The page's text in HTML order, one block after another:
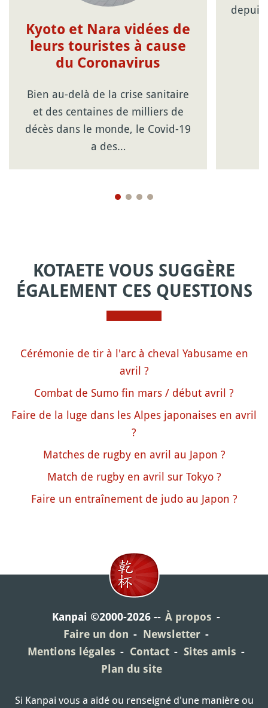
Kyoto et Nara vidées de
leurs touristes à cause
du Coronavirus
Bien au-delà de la crise sanitaire
et des centaines de milliers de
décès dans le monde, le Covid-19
a des…
depuis
KOTAETE VOUS SUGGÈRE
ÉGALEMENT CES QUESTIONS
Cérémonie de tir à l'arc à cheval Yabusame en
avril ?
Combat de Sumo fin mars / début avril ?
Faire de la luge dans les Alpes japonaises en avril
?
Matches de rugby en avril au Japon ?
Match de rugby en avril sur Tokyo ?
Faire un entraînement de judo au Japon ?
Kanpai ©2000-2026
À propos
Faire un don
Newsletter
Mentions légales
Contact
Sites amis
Plan du site
Si Kanpai vous a aidé ou renseigné d'une manière ou